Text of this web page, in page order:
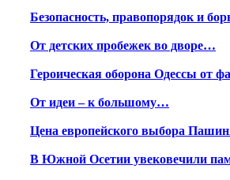
Безопасность, правопорядок и
От детских пробежек во дворе…
Героическая оборона Одессы от
От идеи – к большому…
Цена европейского выбора
В Южной Осетии увековечили